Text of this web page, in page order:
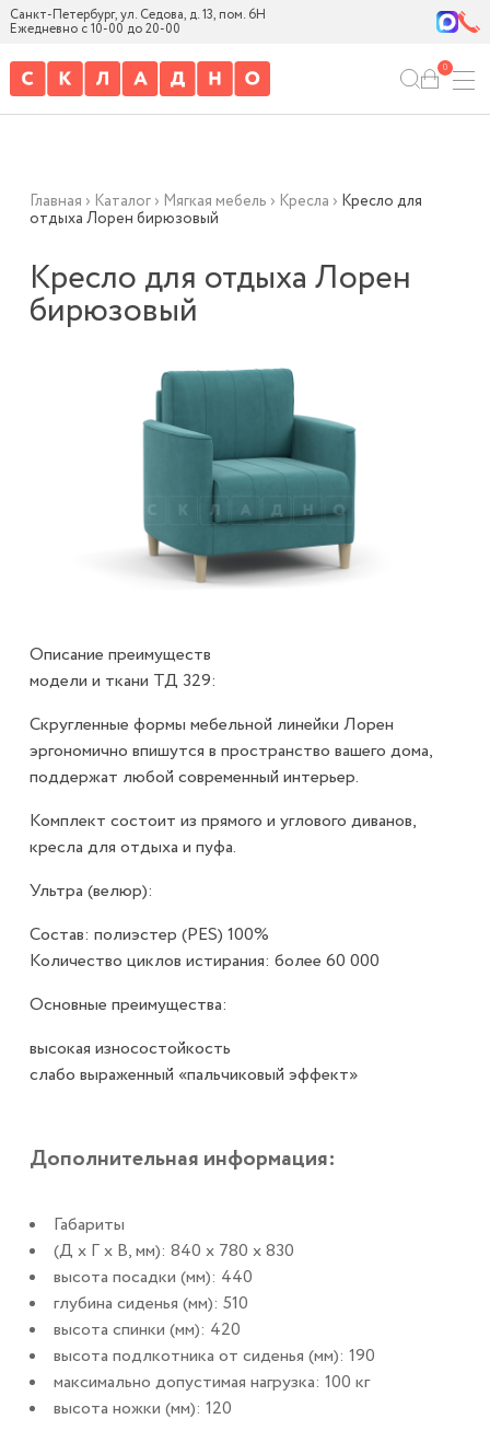
Санкт-Петербург, ул. Седова, д. 13, пом. 6Н
Ежедневно с 10-00 до 20-00
0
Главная › Каталог› Мягкая мебель › Кресла › Кресло для
отдыха Лорен бирюзовый
Кресло для отдыха Лорен
бирюзовый
Описание преимуществ
модели и ткани ТД 329:
Скругленные формы мебельной линейки Лорен
эргономично впишутся в пространство вашего дома,
поддержат любой современный интерьер.
Комплект состоит из прямого и углового диванов,
кресла для отдыха и пуфа.
Ультра (велюр):
Состав: полиэстер (PES) 100%
Количество циклов истирания: более 60 000
Основные преимущества:
высокая износостойкость
слабо выраженный «пальчиковый эффект»
Дополнительная информация:
Габариты
(Д x Г х В, мм): 840 x 780 x 830
высота посадки (мм): 440
глубина сиденья (мм): 510
высота спинки (мм): 420
высота подлкотника от сиденья (мм): 190
максимально допустимая нагрузка: 100 кг
высота ножки (мм): 120